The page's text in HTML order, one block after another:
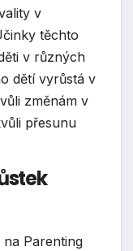
v
těchto
v různých
dětí vyrůstá v
změnám v
přesunu
Parenting